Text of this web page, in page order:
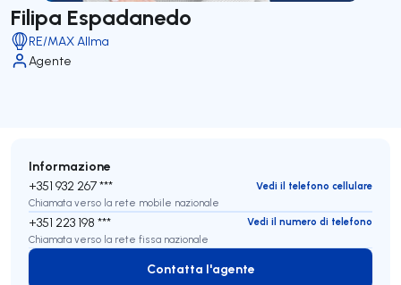
Filipa Espadanedo
RE/MAX Allma
Agente
Informazione
+351 932 267 ***
Vedi il telefono cellulare
Chiamata verso la rete mobile nazionale
+351 223 198 ***
Vedi il numero di telefono
Chiamata verso la rete fissa nazionale
Contatta l'agente
Contatta l'agente